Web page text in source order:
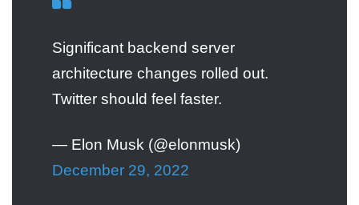
Significant backend server
architecture changes rolled out.
Twitter should feel faster.
— Elon Musk (@elonmusk)
December 29, 2022